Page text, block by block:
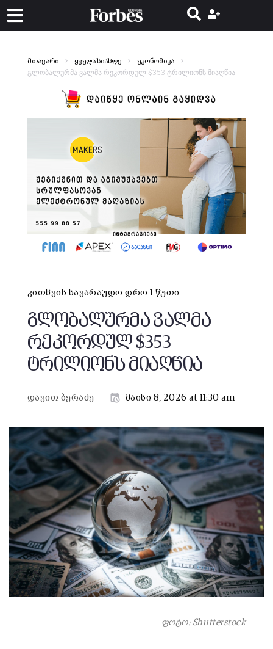
მთავარი ყველა სიახლე ეკონომიკა
გლობალურმა ვალმა რეკორდულ $353 ტრილიონს მიაღწია
კითხვის სავარაუდო დრო 1 წუთი
გლობალურმა ვალმა
რეკორდულ $353
ტრილიონს მიაღწია
დავით ბერაძე მაისი 8, 2026 at 11:30 am
ფოტო: Shutterstock